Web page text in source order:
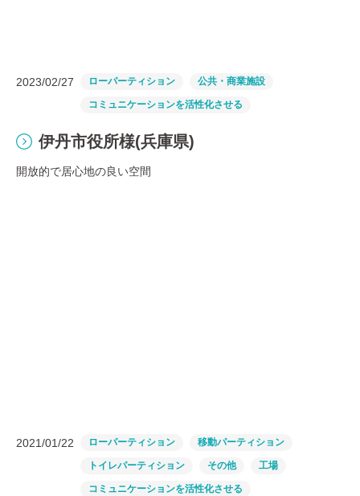
2023/02/27 ローパーティション 公共・商業施設
コミュニケーションを活性化させる
伊丹市役所様(兵庫県)
開放的で居心地の良い空間
2021/01/22 ローパーティション 移動パーティション
トイレパーティション その他 工場
コミュニケーションを活性化させる